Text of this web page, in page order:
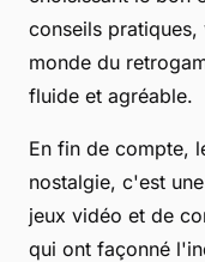
conseils
monde du
fluide et agréable.
En fin de compte,
nostalgie, c'est
jeux vidéo et de
qui ont façonné